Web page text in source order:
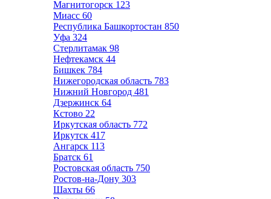
Магнитогорск 123
Миасс 60
Республика Башкортостан 850
Уфа 324
Стерлитамак 98
Нефтекамск 44
Бишкек 784
Нижегородская область 783
Нижний Новгород 481
Дзержинск 64
Кстово 22
Иркутская область 772
Иркутск 417
Ангарск 113
Братск 61
Ростовская область 750
Ростов-на-Дону 303
Шахты 66